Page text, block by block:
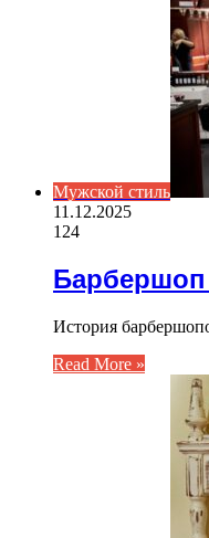
Мужской стиль
11.12.2025
124
Барбершоп
История
Read More »